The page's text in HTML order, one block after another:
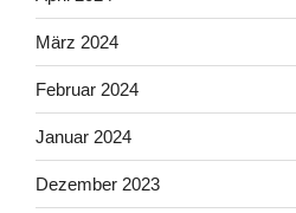
März 2024
Februar 2024
Januar 2024
Dezember 2023